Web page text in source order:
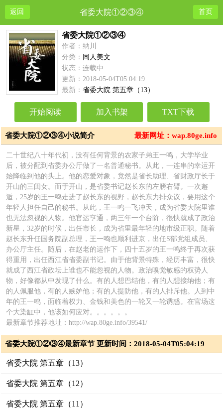
返回 省委大院①②③④ 首页
省委大院①②③④
作者：纳川
分类： 同人美文
状态：连载中
更新：2018-05-04T05:04:19
最新：省委大院 第五章（13）
开始阅读 加入书架 TXT下载
最新网址：wap.80ge.info
省委大院①②③④小说简介
二十世纪八十年代初，没有任何背景的农家子弟王一鸣，大学毕业
后，被分配到省委办公厅做了一名普通秘书。从此，一连串的幸运开
始降临到他的头上。他的恋爱对象，竟然是省长助理、省财政厅长于
开山的三闺女。而于开山，是省委书记赵长东的左膀右臂。一次邂
逅，25岁的王一鸣走进了赵长东的视野，赵长东力排众议，要用这个
年轻人担任自己的秘书。从此，王一鸣一飞冲天，成为省委大院里谁
也无法忽视的人物。他官运亨通，两三年一个台阶，很快就成了政治
新星，32岁的时候，出任市长，成为省里最年轻的地市级正职。随着
赵长东升任国务院副总理，王一鸣也顺利进京，出任S部党组成员、
办公厅主任。随后，在赵老的运作下，四十五岁的王一鸣终于再次获
得重用，出任西江省省委副书记。由于他背景特殊，经历丰富，很快
就成了西江省政坛上谁也不能忽视的人物。政治嗅觉敏感的权势人
物，好像都从中发现了什么。有的人想巴结他，有的人想接纳他；有
的人佩服他，有的人嫉妒他；有的人提防他，有的人排斥他。人到中
年的王一鸣，面临着权力、金钱和美色的一轮又一轮诱惑。在官场这
个大染缸中，他该如何应对。。。。。。
最新章节推荐地址：http://wap.80ge.info/39541/
省委大院①②③④最新章节 更新时间：2018-05-04T05:04:19
省委大院 第五章（13）
省委大院 第五章（12）
省委大院 第五章（11）